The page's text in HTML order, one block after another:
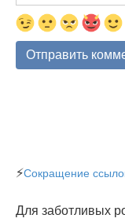
⚡Сокращение
Для заботливых